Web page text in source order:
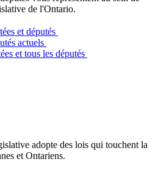
de l'Ontario.
et députés
actuels
et tous les députés
adopte des lois qui touchent la
et Ontariens.